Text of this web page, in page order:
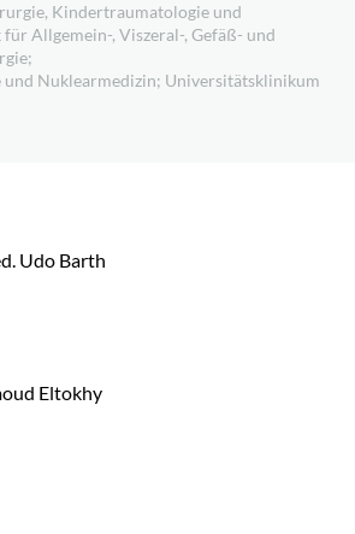
Kindertraumatologie und
Allgemein-, Viszeral-, Gefäß- und
Nuklearmedizin; Universitätsklinikum
Udo Barth
Eltokhy